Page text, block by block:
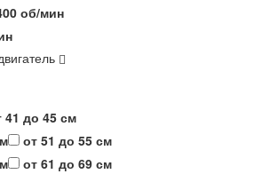
об/мин
41 до 45 см
от 51 до 55 см
от 61 до 69 см